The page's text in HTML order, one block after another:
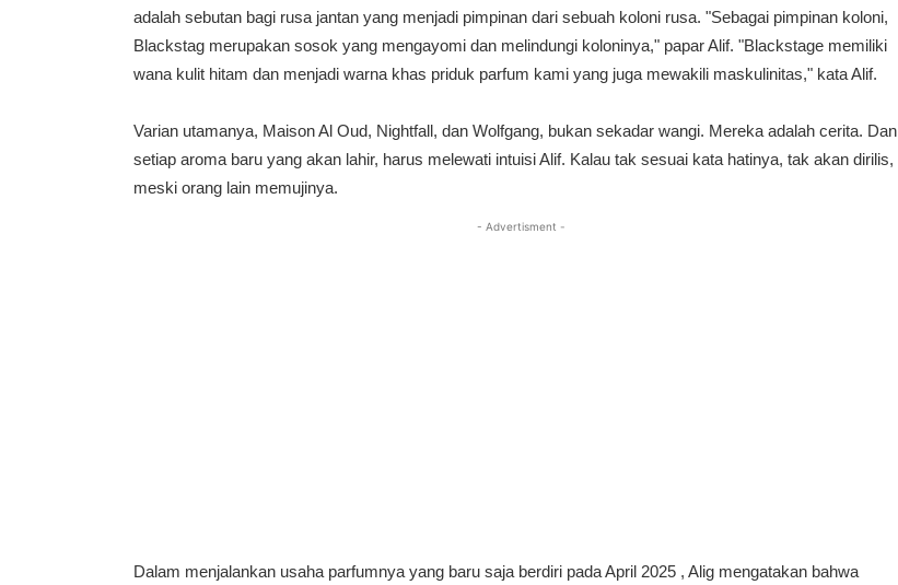
adalah sebutan bagi rusa jantan yang menjadi pimpinan dari sebuah koloni rusa. "Sebagai pimpinan koloni,
Blackstag merupakan sosok yang mengayomi dan melindungi koloninya," papar Alif. "Blackstage memiliki
wana kulit hitam dan menjadi warna khas priduk parfum kami yang juga mewakili maskulinitas," kata Alif.
Varian utamanya, Maison Al Oud, Nightfall, dan Wolfgang, bukan sekadar wangi. Mereka adalah cerita. Dan
setiap aroma baru yang akan lahir, harus melewati intuisi Alif. Kalau tak sesuai kata hatinya, tak akan dirilis,
meski orang lain memujinya.
- Advertisment -
Dalam menjalankan usaha parfumnya yang baru saja berdiri pada April 2025 , Alig mengatakan bahwa